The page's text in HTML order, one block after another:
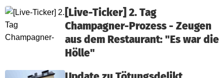
[Live-Ticker] 2. Tag
Champagner-Prozess - Zeugen
aus dem Restaurant: "Es war die
Hölle"